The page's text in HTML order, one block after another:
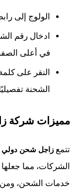
الولوج إلى
ادخال رقم
في أعلى
النقر على
الشحنة
مميزات شركة
تتمع زاجل شحن دولي
الشركات، مما
خدمات الشحن، ومن